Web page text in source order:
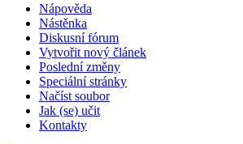
Nápověda
Nástěnka
Diskusní fórum
Vytvořit nový článek
Poslední změny
Speciální stránky
Načíst soubor
Jak (se) učit
Kontakty